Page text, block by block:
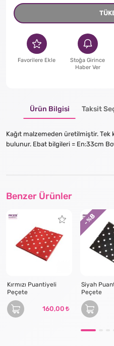
Favorilere Ekle
Stoğa Girince
Haber Ver
Ürün Bilgisi Taksit
Kağıt malzemeden üretilmiştir. Tek
bulunur. Ebat bilgileri = En:33cm
Benzer Ürünler
Kırmızı Puantiyeli
Peçete
160,00
Siyah
Peçete
- %
8